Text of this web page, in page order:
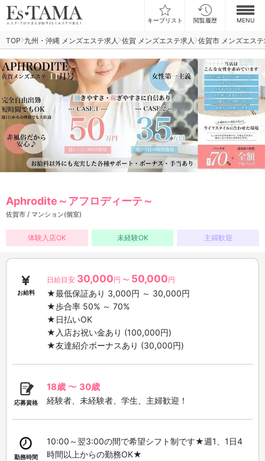
キープリスト 閲覧履歴 MENU
お仕事検索
お仕事ランキング
お仕事体験談
スカウト型求人エスジョブ
メンズエステコラム
TOP 九州・沖縄 メンズエステ求人 佐賀 メンズエステ求人 佐賀市 メンズエス
Aphrodite～アフロディーテ～
佐賀市 / マンション(個室)
体験入店OK 未経験OK 主婦歓迎
お給料
日給目安 30,000円 〜 50,000円
★最低保証あり 3,000円 ～ 30,000円
★歩合率 50% ～ 70%
★日払いOK
★入店お祝い金あり (100,000円)
★友達紹介ボーナスあり (30,000円)
応募資格
18歳〜 30歳
経験者、未経験者、学生、主婦歓迎！
勤務時間
10:00～翌3:00の間で希望シフト制です★週1、1日4
時間以上からの勤務OK★